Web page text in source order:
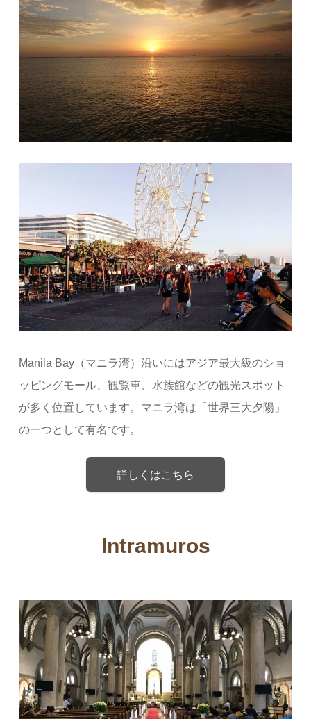
Manila Bay（マニラ湾）沿いにはアジア最大級のショ
ッピングモール、観覧車、水族館などの観光スポット
が多く位置しています。マニラ湾は「世界三大夕陽」
の一つとして有名です。
詳しくはこちら
Intramuros